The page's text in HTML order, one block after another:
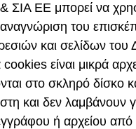
ΕΕ μπορεί να
του
και σελίδων του
είναι μικρά
στο σκληρό δίσκο
και δεν λαμβάνουν
ή αρχείου από